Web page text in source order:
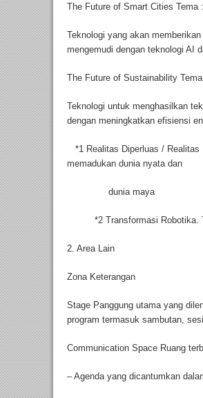
The Future of Smart Cities Tema
Teknologi yang akan
mengemudi dengan teknologi AI
The Future of Sustainability
Teknologi untuk menghasilkan
dengan meningkatkan efisiensi
*1 Realitas Diperluas / Realitas
memadukan dunia nyata dan
dunia maya
*2 Transformasi Robotika.
2. Area Lain
Zona Keterangan
Stage Panggung utama yang
program termasuk sambutan,
Communication Space Ruang
– Agenda yang dicantumkan